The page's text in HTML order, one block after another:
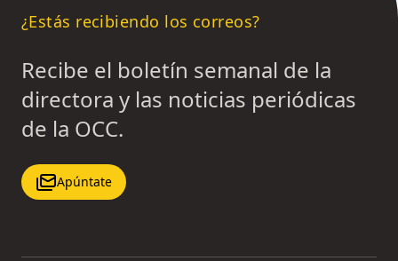
¿Estás recibiendo los correos?
Recibe el boletín semanal de la
directora y las noticias periódicas
de la OCC.
Apúntate